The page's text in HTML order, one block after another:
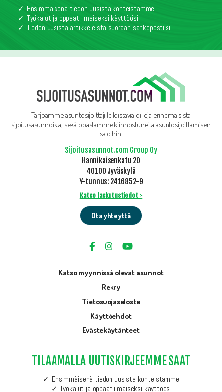
Ensimmäisenä tiedon uusista kohteistamme
Työkalut ja oppaat ilmaiseksi käyttöösi
Tiedon uusista artikkeleista suoraan sähköpostiisi
Tarjoamme asuntosijoittajille loistavia diilejä erinomaisista
sijoitusasunnoista, sekä opastamme kiinnostuneita asuntosijoittamisen
saloihin.
Sijoitusasunnot.com Group Oy
Hannikaisenkatu 20
40100 Jyväskylä
Y-tunnus: 2416852-9
Katso laskutustiedot >
Ota yhteyttä
Katso myynnissä olevat asunnot
Rekry
Tietosuojaseloste
Käyttöehdot
Evästekäytänteet
TILAAMALLA UUTISKIRJEEMME SAAT
Ensimmäisenä tiedon uusista kohteistamme
Työkalut ja oppaat ilmaiseksi käyttöösi